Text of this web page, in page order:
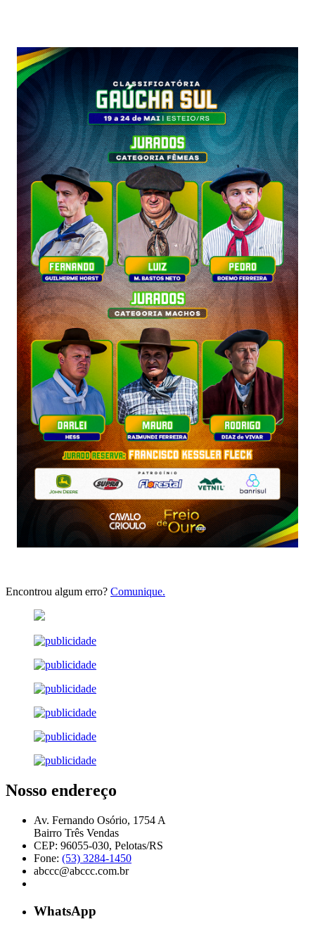
Encontrou algum erro? Comunique.
Nosso endereço
Av. Fernando Osório, 1754 A
Bairro Três Vendas
CEP: 96055-030, Pelotas/RS
Fone: (53) 3284-1450
abccc@abccc.com.br
WhatsApp